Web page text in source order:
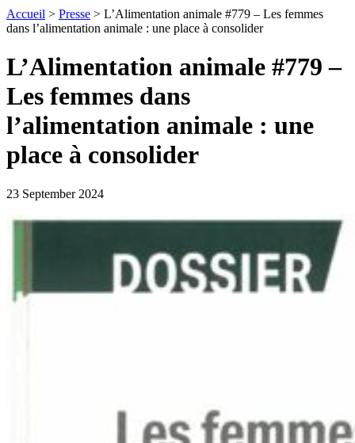
Accueil > Presse > L’Alimentation animale #779 – Les femmes
dans l’alimentation animale : une place à consolider
L’Alimentation animale #779 –
Les femmes dans
l’alimentation animale : une
place à consolider
23 September 2024